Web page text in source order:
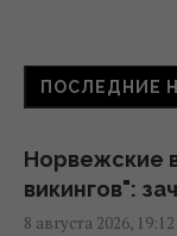
16:09 суббота, 08
Украина
для этого
ПОСЛЕДНИЕ
Норвежские
викингов":
8 августа 2026, 19:12